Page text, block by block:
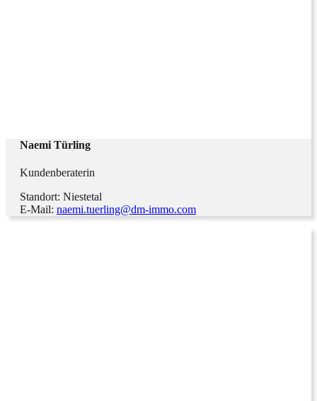
Naemi Türling
Kundenberaterin
Standort: Niestetal
E-Mail: naemi.tuerling@dm-immo.com